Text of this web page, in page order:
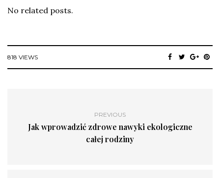
No related posts.
818 VIEWS
PREVIOUS
Jak wprowadzić zdrowe nawyki ekologiczne
całej rodziny